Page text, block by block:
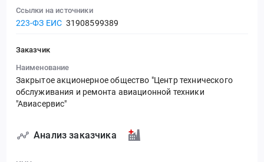
Ссылки на источники
223-ФЗ ЕИС 31908599389
Заказчик
Наименование
Закрытое акционерное общество "Центр технического
обслуживания и ремонта авиационной техники
"Авиасервис"
Анализ заказчика